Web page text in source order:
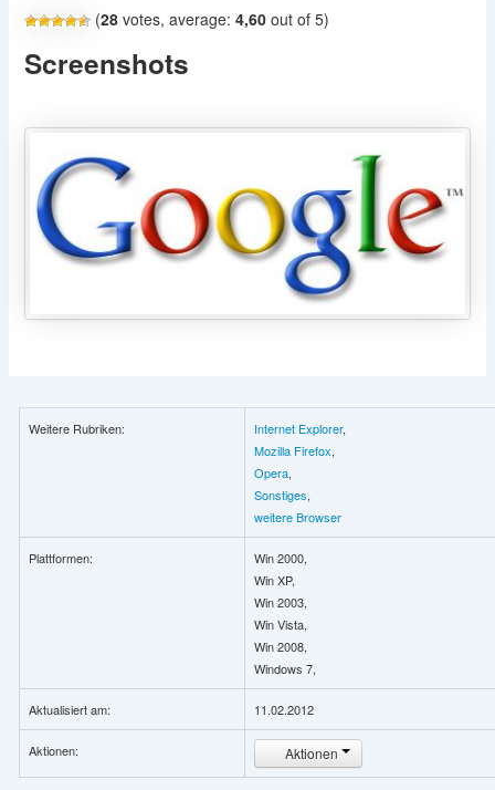
(28votes, average: 4,60out of 5)
Screenshots
Weitere Rubriken: Internet Explorer,
Mozilla Firefox,
Opera,
Sonstiges,
weitere Browser
Plattformen:
Win 2000,
Win XP,
Win 2003,
Win Vista,
Win 2008,
Windows 7,
Aktualisiert am: 11.02.2012
Aktionen: Aktionen